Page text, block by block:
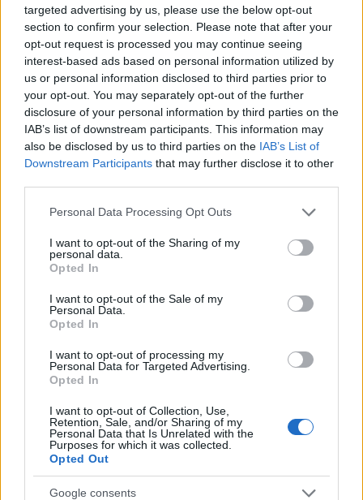
targeted advertising by us, please use the below opt-out
section to confirm your selection. Please note that after your
opt-out request is processed you may continue seeing
interest-based ads based on personal information utilized by
us or personal information disclosed to third parties prior to
your opt-out. You may separately opt-out of the further
disclosure of your personal information by third parties on the
IAB’s list of downstream participants. This information may
also be disclosed by us to third parties on the IAB’s List of
Downstream Participants that may further disclose it to other
Please note that this website/app uses one or more Google
not limited to your visit or usage behaviour. You may click to
grant or deny consent to Google and its third-party tags to
use your data for below specified purposes in below Google
consent section.
Personal Data Processing Opt Outs
I want to opt-out of the Sharing of my
personal data.
Opted In
I want to opt-out of the Sale of my
Personal Data.
Opted In
I want to opt-out of processing my
Personal Data for Targeted Advertising.
Opted In
I want to opt-out of Collection, Use,
Retention, Sale, and/or Sharing of my
Personal Data that Is Unrelated with the
Purposes for which it was collected.
Opted Out
Google consents